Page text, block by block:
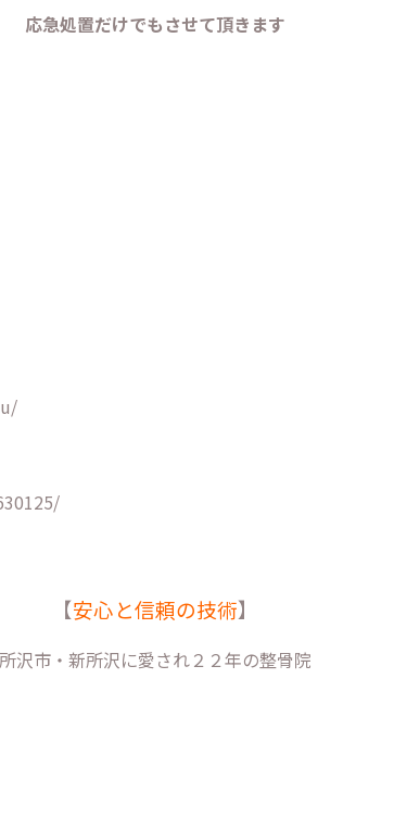
応急処置だけでもさせて頂きます
【安心と信頼の技術】
所沢市・新所沢に愛され２２年の整骨院